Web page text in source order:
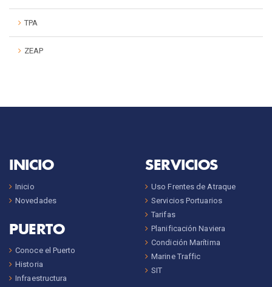
TPA
ZEAP
INICIO
Inicio
Novedades
PUERTO
Conoce el Puerto
Historia
Infraestructura
SERVICIOS
Uso Frentes de Atraque
Servicios Portuarios
Tarifas
Planificación Naviera
Condición Marítima
Marine Traffic
SIT